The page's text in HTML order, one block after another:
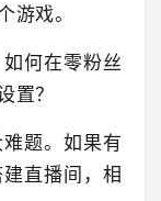
游戏。
何在零粉丝
置？
题。如果有
直播间，相